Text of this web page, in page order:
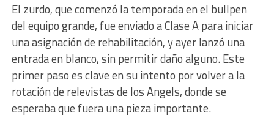
El zurdo, que comenzó la temporada en el bullpen
del equipo grande, fue enviado a Clase A para iniciar
una asignación de rehabilitación, y ayer lanzó una
entrada en blanco, sin permitir daño alguno. Este
primer paso es clave en su intento por volver a la
rotación de relevistas de los Angels, donde se
esperaba que fuera una pieza importante.